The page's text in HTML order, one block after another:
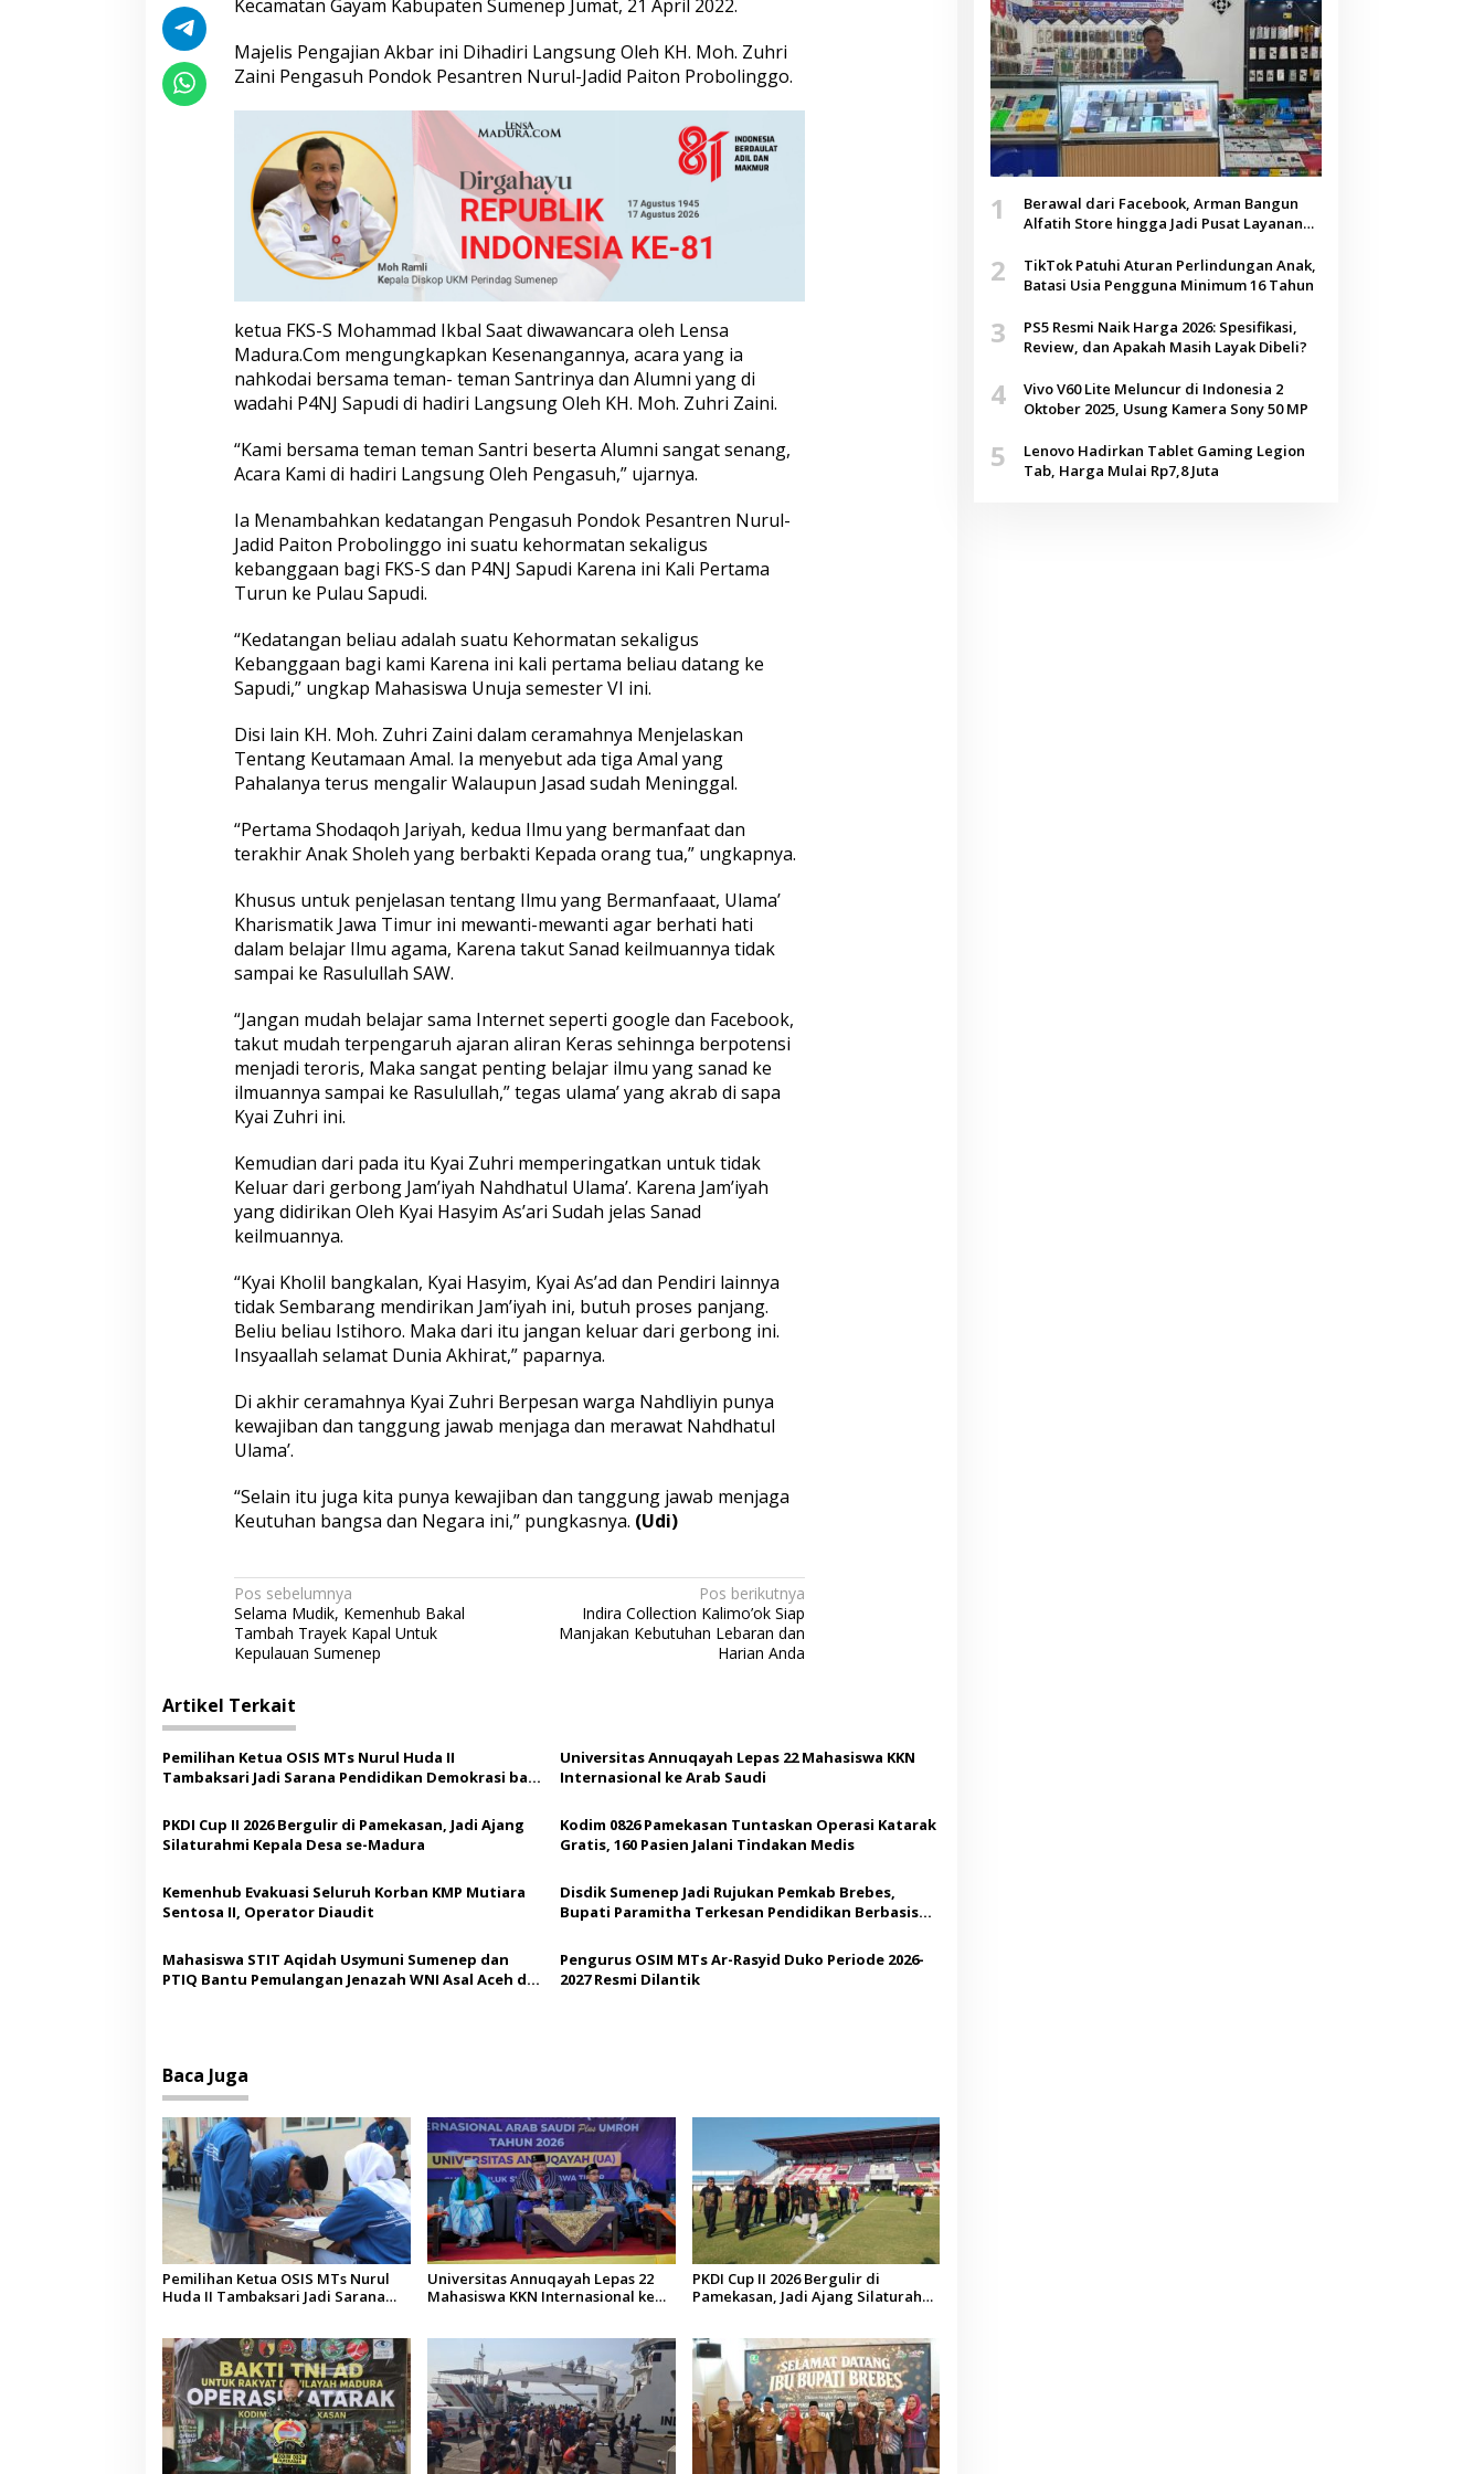
a
u
d
S
u
m
e
n
e
p
L
e
t
P
e
n
g
j
i
n
A
k
b
a
,
I
n
i
a
s
e
h
t
n
Kecamatan Gayam Kabupaten Sumenep Jumat, 21 April 2022.
Majelis Pengajian Akbar ini Dihadiri Langsung Oleh KH. Moh. Zuhri
Zaini Pengasuh Pondok Pesantren Nurul-Jadid Paiton Probolinggo.
ketua FKS-S Mohammad Ikbal Saat diwawancara oleh Lensa
Madura.Com mengungkapkan Kesenangannya, acara yang ia
nahkodai bersama teman- teman Santrinya dan Alumni yang di
wadahi P4NJ Sapudi di hadiri Langsung Oleh KH. Moh. Zuhri Zaini.
“Kami bersama teman teman Santri beserta Alumni sangat senang,
Acara Kami di hadiri Langsung Oleh Pengasuh,” ujarnya.
Ia Menambahkan kedatangan Pengasuh Pondok Pesantren Nurul-
Jadid Paiton Probolinggo ini suatu kehormatan sekaligus
kebanggaan bagi FKS-S dan P4NJ Sapudi Karena ini Kali Pertama
Turun ke Pulau Sapudi.
“Kedatangan beliau adalah suatu Kehormatan sekaligus
Kebanggaan bagi kami Karena ini kali pertama beliau datang ke
Sapudi,” ungkap Mahasiswa Unuja semester VI ini.
Disi lain KH. Moh. Zuhri Zaini dalam ceramahnya Menjelaskan
Tentang Keutamaan Amal. Ia menyebut ada tiga Amal yang
Pahalanya terus mengalir Walaupun Jasad sudah Meninggal.
“Pertama Shodaqoh Jariyah, kedua Ilmu yang bermanfaat dan
terakhir Anak Sholeh yang berbakti Kepada orang tua,” ungkapnya.
Khusus untuk penjelasan tentang Ilmu yang Bermanfaaat, Ulama’
Kharismatik Jawa Timur ini mewanti-mewanti agar berhati hati
dalam belajar Ilmu agama, Karena takut Sanad keilmuannya tidak
sampai ke Rasulullah SAW.
“Jangan mudah belajar sama Internet seperti google dan Facebook,
takut mudah terpengaruh ajaran aliran Keras sehinnga berpotensi
menjadi teroris, Maka sangat penting belajar ilmu yang sanad ke
ilmuannya sampai ke Rasulullah,” tegas ulama’ yang akrab di sapa
Kyai Zuhri ini.
Kemudian dari pada itu Kyai Zuhri memperingatkan untuk tidak
Keluar dari gerbong Jam’iyah Nahdhatul Ulama’. Karena Jam’iyah
yang didirikan Oleh Kyai Hasyim As’ari Sudah jelas Sanad
keilmuannya.
“Kyai Kholil bangkalan, Kyai Hasyim, Kyai As’ad dan Pendiri lainnya
tidak Sembarang mendirikan Jam’iyah ini, butuh proses panjang.
Beliu beliau Istihoro. Maka dari itu jangan keluar dari gerbong ini.
Insyaallah selamat Dunia Akhirat,” paparnya.
Di akhir ceramahnya Kyai Zuhri Berpesan warga Nahdliyin punya
kewajiban dan tanggung jawab menjaga dan merawat Nahdhatul
Ulama’.
“Selain itu juga kita punya kewajiban dan tanggung jawab menjaga
Keutuhan bangsa dan Negara ini,” pungkasnya. (Udi)
N
a
v
i
g
a
s
i
p
o
s
Pos sebelumnya
Selama Mudik, Kemenhub Bakal
Tambah Trayek Kapal Untuk
Kepulauan Sumenep
Pos berikutnya
Indira Collection Kalimo’ok Siap
Manjakan Kebutuhan Lebaran dan
Harian Anda
Artikel Terkait
Pemilihan Ketua OSIS MTs Nurul Huda II
Tambaksari Jadi Sarana Pendidikan Demokrasi bagi
Universitas Annuqayah Lepas 22 Mahasiswa KKN
Internasional ke Arab Saudi
PKDI Cup II 2026 Bergulir di Pamekasan, Jadi Ajang
Silaturahmi Kepala Desa se-Madura
Kodim 0826 Pamekasan Tuntaskan Operasi Katarak
Gratis, 160 Pasien Jalani Tindakan Medis
Kemenhub Evakuasi Seluruh Korban KMP Mutiara
Sentosa II, Operator Diaudit
Disdik Sumenep Jadi Rujukan Pemkab Brebes,
Bupati Paramitha Terkesan Pendidikan Berbasis
Mahasiswa STIT Aqidah Usymuni Sumenep dan
PTIQ Bantu Pemulangan Jenazah WNI Asal Aceh di
Pengurus OSIM MTs Ar-Rasyid Duko Periode 2026-
2027 Resmi Dilantik
Baca Juga
Pemilihan Ketua OSIS MTs Nurul
Huda II Tambaksari Jadi Sarana
Universitas Annuqayah Lepas 22
Mahasiswa KKN Internasional ke
PKDI Cup II 2026 Bergulir di
Pamekasan, Jadi Ajang Silaturahmi
1
Berawal dari Facebook, Arman Bangun
Alfatih Store hingga Jadi Pusat Layanan
2
TikTok Patuhi Aturan Perlindungan Anak,
Batasi Usia Pengguna Minimum 16 Tahun
3
PS5 Resmi Naik Harga 2026: Spesifikasi,
Review, dan Apakah Masih Layak Dibeli?
4
Vivo V60 Lite Meluncur di Indonesia 2
Oktober 2025, Usung Kamera Sony 50 MP
5
Lenovo Hadirkan Tablet Gaming Legion
Tab, Harga Mulai Rp7,8 Juta